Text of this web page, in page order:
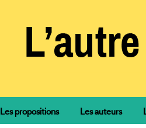
Les propositions Les auteurs